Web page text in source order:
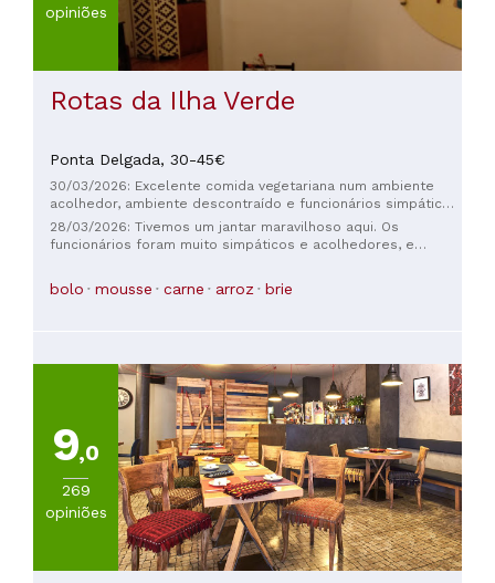
opiniões
Rotas da Ilha Verde
Ponta Delgada, 30-45€
30/03/2026: Excelente comida vegetariana num ambiente
acolhedor, ambiente descontraído e funcionários simpáticos.
No entanto, as porções são um pouco grandes.
28/03/2026: Tivemos um jantar maravilhoso aqui. Os
funcionários foram muito simpáticos e acolhedores, e
bolo mousse carne arroz brie
9,0
269
opiniões